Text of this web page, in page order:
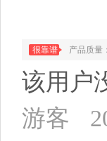
很靠谱 产品质量：
该用户
游客